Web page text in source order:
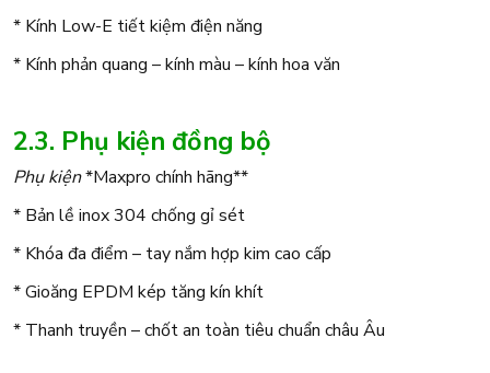
* Kính Low-E tiết kiệm điện năng
* Kính phản quang – kính màu – kính hoa văn
2.3. Phụ kiện đồng bộ
Phụ kiện*Maxpro chính hãng**
* Bản lề inox 304 chống gỉ sét
* Khóa đa điểm – tay nắm hợp kim cao cấp
* Gioăng EPDM kép tăng kín khít
* Thanh truyền – chốt an toàn tiêu chuẩn châu Âu